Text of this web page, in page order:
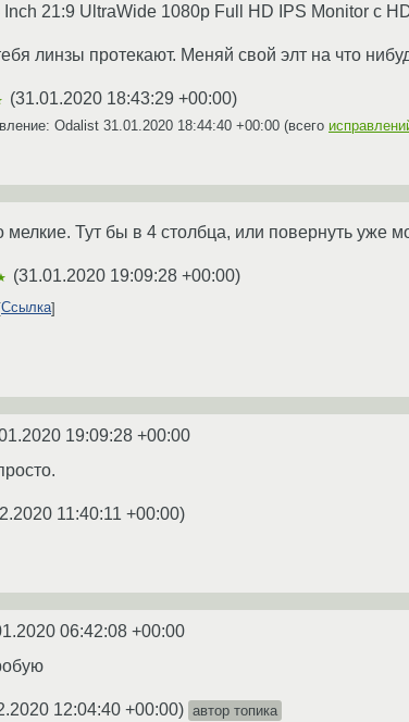
21:9 UltraWide 1080p Full HD IPS Monitor с
линзы протекают. Меняй свой элт на что
(31.01.2020 18:43:29 +00:00)
Odalist 31.01.2020 18:44:40 +00:00 (всего
Тут бы в 4 столбца, или повернуть уже
(31.01.2020 19:09:28 +00:00)
Ссылка
19:09:28 +00:00
11:40:11 +00:00)
06:42:08 +00:00
12:04:40 +00:00) автор топика